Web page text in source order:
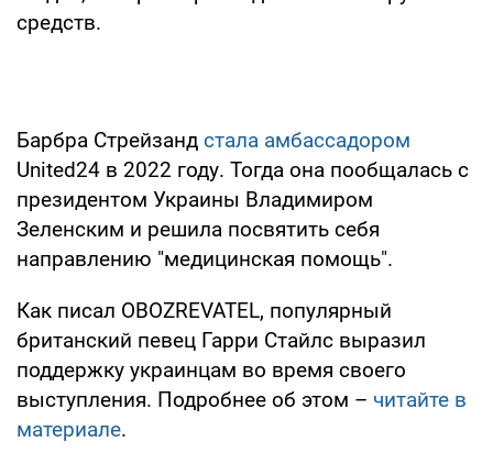
средств.
Барбра Стрейзанд стала амбассадором
United24 в 2022 году. Тогда она пообщалась с
президентом Украины Владимиром
Зеленским и решила посвятить себя
направлению "медицинская помощь".
Как писал OBOZREVATEL, популярный
британский певец Гарри Стайлс выразил
поддержку украинцам во время своего
выступления. Подробнее об этом – читайте в
материале.